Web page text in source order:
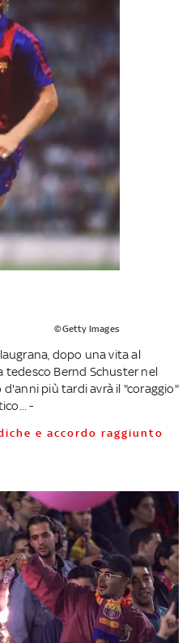
©Getty Images
dopo una vita al
tedesco Bernd Schuster nel
d'anni più tardi avrà il "coraggio"
-
e accordo raggiunto